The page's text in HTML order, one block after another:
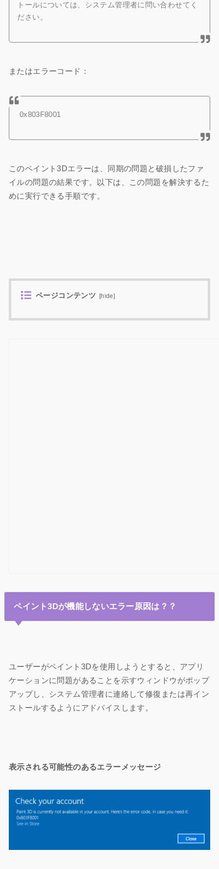
トールについては、システム管理者に問い合わせてく
ださい。
またはエラーコード：
0x803F8001
このペイント3Dエラーは、同期の問題と破損したファ
イルの問題の結果です。以下は、この問題を解決するた
めに実行できる手順です。
ページコンテンツ [hide]
ペイント3Dが機能しないエラー原因は？？
ユーザーがペイント3Dを使用しようとすると、アプリ
ケーションに問題があることを示すウィンドウがポップ
アップし、システム管理者に連絡して修復または再イン
ストールするようにアドバイスします。
表示される可能性のあるエラーメッセージ